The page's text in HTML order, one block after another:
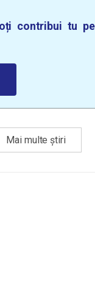
contribui tu
Mai multe știri